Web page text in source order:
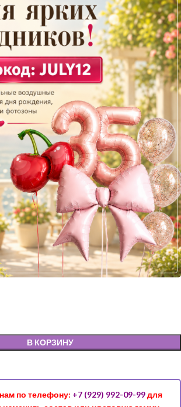
В КОРЗИНУ
по телефону: +7 (929) 992-09-99для